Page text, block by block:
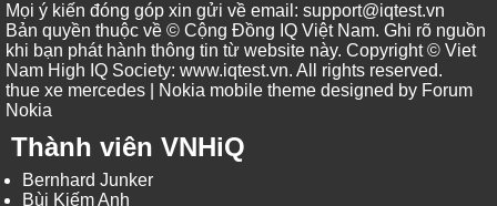
Mọi ý kiến đóng góp xin gửi về email: support@iqtest.vn
Bản quyền thuộc về © Cộng Đồng IQ Việt Nam. Ghi rõ nguồn
khi bạn phát hành thông tin từ website này. Copyright © Viet
Nam High IQ Society: www.iqtest.vn. All rights reserved.
thue xe mercedes | Nokia mobile theme designed by Forum
Nokia
Thành viên VNHiQ
Bernhard Junker
Bùi Kiếm Anh